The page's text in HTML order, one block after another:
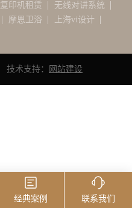
复印机租赁
无线对讲系统
摩恩卫浴
上海vi设计
技术支持： 网站建设
经典案例 联系我们